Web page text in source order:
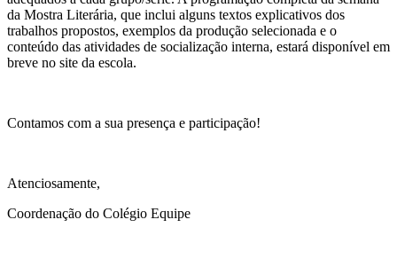
da Mostra Literária, que inclui alguns textos explicativos dos
trabalhos propostos, exemplos da produção selecionada e o
conteúdo das atividades de socialização interna, estará disponível em
breve no site da escola.
Contamos com a sua presença e participação!
Atenciosamente,
Coordenação do Colégio Equipe